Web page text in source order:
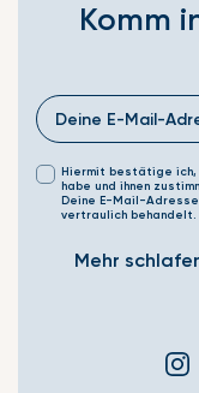
Komm
Hiermit bestätige ich,
habe und ihnen
Deine E-Mail-
vertraulich
Mehr